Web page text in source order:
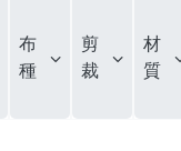
布
種
剪
裁
材
質